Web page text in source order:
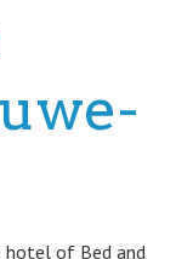
hotel of Bed and